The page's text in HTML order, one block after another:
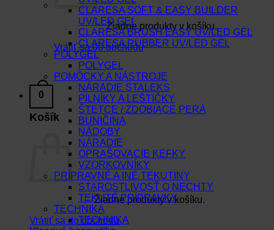
Žiadne produkty v košíku.
Vrátiť sa do obchodu
0
Košík
Žiadne produkty v košíku.
Vrátiť sa do obchodu
CLARESA SOFT & EASY BUILDER
UV/LED GEL
CLARESA BRUSH EASY UV/LED GÉL
CLARESA RUBBER UV/LED GÉL
POLYGEL
POLYGEL
POMÔCKY A NÁSTROJE
NÁRADIE STALEKS
PILNÍKY A LEŠTIČKY
ŠTETCE / ZDOBIACE PERÁ
BUNIČINA
NÁDOBY
NÁRADIE
OPRAŠOVACIE KEFKY
VZORKOVNÍKY
PRÍPRAVNÉ A INÉ TEKUTINY
STAROSTLIVOSŤ O NECHTY
TEKUTÉ PRÍPRAVKY
TECHNIKA
TECHNIKA